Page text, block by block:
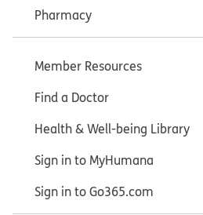
Pharmacy
Member Resources
Find a Doctor
Health & Well-being Library
Sign in to MyHumana
Sign in to Go365.com